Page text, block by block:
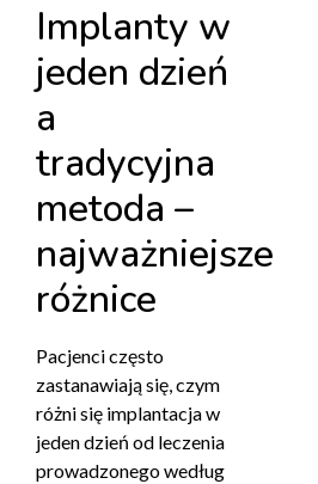
Implanty w
jeden dzień
a
tradycyjna
metoda –
najważniejsze
różnice
Pacjenci często
zastanawiają się, czym
różni się implantacja w
jeden dzień od leczenia
prowadzonego według